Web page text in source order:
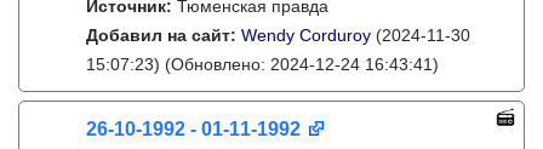
Источник: Тюменская правда
Добавил на сайт: Wendy Corduroy (2024-11-30
15:07:23) (Обновлено: 2024-12-24 16:43:41)
26-10-1992 - 01-11-1992